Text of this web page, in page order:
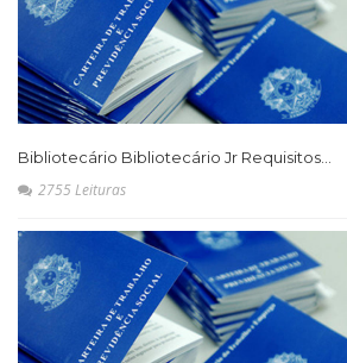
Bibliotecário Bibliotecário Jr Requisitos...
2755 Leituras